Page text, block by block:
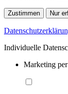
Zustimmen Nur
Individuelle
Marketing